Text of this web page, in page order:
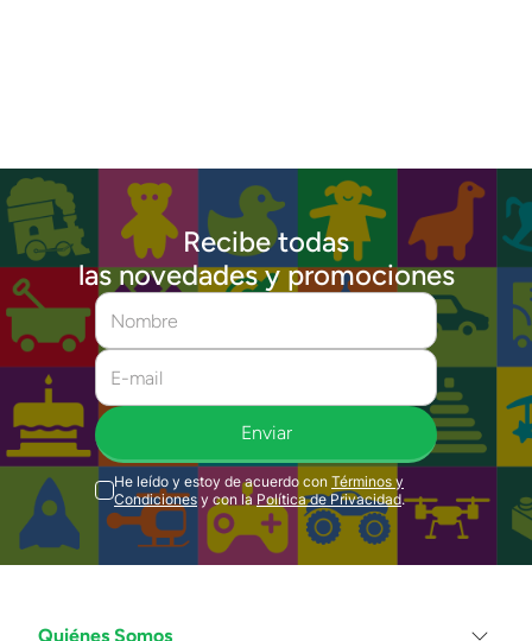
Recibe todas
las novedades y promociones
Enviar
He leído y estoy de acuerdo con Términos y
Condiciones y con la Política de Privacidad.
Quiénes Somos